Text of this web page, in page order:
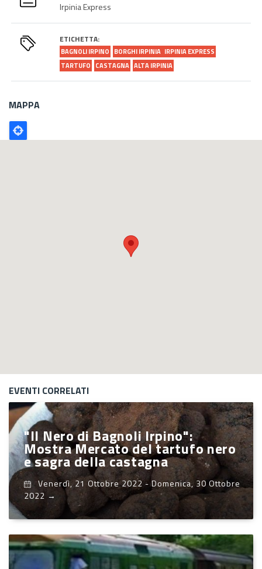
Irpinia Express
ETICHETTA:
BAGNOLI IRPINO BORGHI IRPINIA IRPINIA EXPRESS
TARTUFO
CASTAGNA ALTA IRPINIA
MAPPA
Poligono
GEO
EVENTI CORRELATI
"Il Nero di Bagnoli Irpino":
Mostra Mercato del tartufo nero
e sagra della castagna
Venerdì, 21 Ottobre 2022-Domenica, 30 Ottobre
2022 →